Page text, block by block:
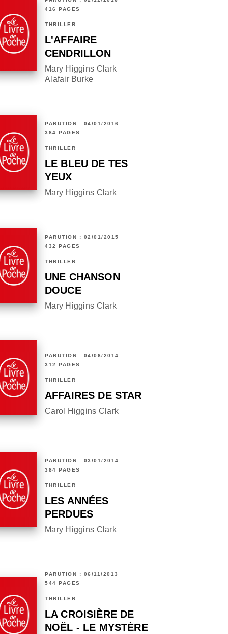
416 PAGES
THRILLER
L'AFFAIRE
CENDRILLON
Mary Higgins Clark
Alafair Burke
PARUTION : 04/01/2016
384 PAGES
THRILLER
LE BLEU DE TES
YEUX
Mary Higgins Clark
PARUTION : 02/01/2015
432 PAGES
THRILLER
UNE CHANSON
DOUCE
Mary Higgins Clark
PARUTION : 04/06/2014
312 PAGES
THRILLER
AFFAIRES DE STAR
Carol Higgins Clark
PARUTION : 03/01/2014
384 PAGES
THRILLER
LES ANNÉES
PERDUES
Mary Higgins Clark
PARUTION : 06/11/2013
544 PAGES
THRILLER
LA CROISIÈRE DE
NOËL - LE MYSTÈRE